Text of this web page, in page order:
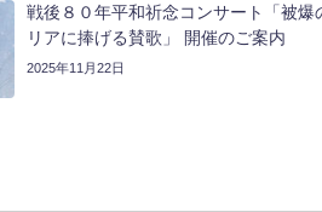
戦後８０年平和祈念コンサート「被爆
リアに捧げる賛歌」 開催のご案内
2025年11月22日